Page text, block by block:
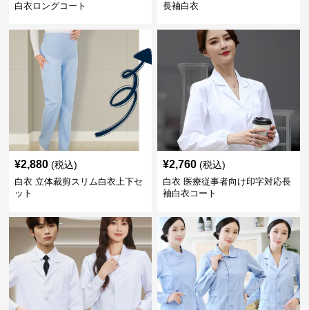
白衣ロングコート
長袖白衣
¥2,880 (税込)
白衣 立体裁剪スリム白衣上下セ
ット
¥2,760 (税込)
白衣 医療従事者向け印字対応長
袖白衣コート